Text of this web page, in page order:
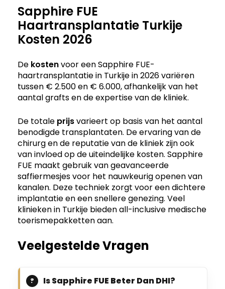
Sapphire FUE
Haartransplantatie Turkije
Kosten 2026
De kostenvoor een Sapphire FUE-
haartransplantatie in Turkije in 2026 variëren
tussen € 2.500 en € 6.000, afhankelijk van het
aantal grafts en de expertise van de kliniek.
De totale prijsvarieert op basis van het aantal
benodigde transplantaten. De ervaring van de
chirurg en de reputatie van de kliniek zijn ook
van invloed op de uiteindelijke kosten. Sapphire
FUE maakt gebruik van geavanceerde
saffiermesjes voor het nauwkeurig openen van
kanalen. Deze techniek zorgt voor een dichtere
implantatie en een snellere genezing. Veel
klinieken in Turkije bieden all-inclusive medische
toerismepakketten aan.
Veelgestelde Vragen
Is Sapphire FUE Beter Dan DHI?